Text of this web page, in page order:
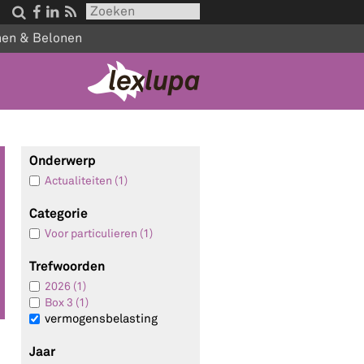
   
& Belonen
Onderwerp
Actualiteiten (1)
Categorie
Voor particulieren (1)
Trefwoorden
2026 (1)
Box 3 (1)
vermogensbelasting
Jaar